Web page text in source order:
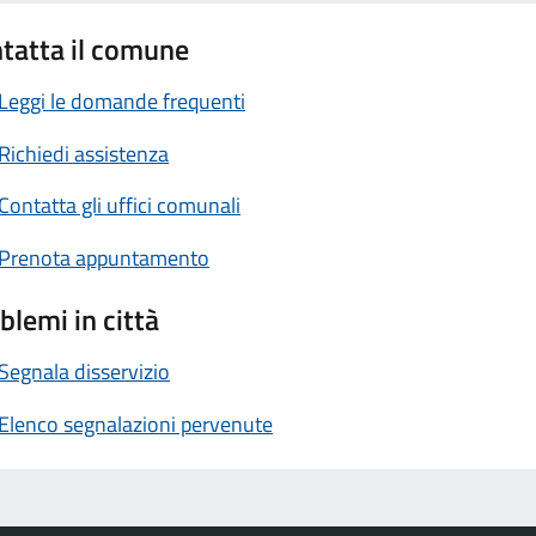
il comune
le domande frequenti
assistenza
gli uffici comunali
appuntamento
in città
disservizio
segnalazioni pervenute